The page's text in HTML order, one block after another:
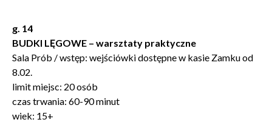
g. 14
BUDKI LĘGOWE – warsztaty praktyczne
Sala Prób / wstęp: wejściówki dostępne w kasie Zamku od
8.02.
limit miejsc: 20 osób
czas trwania: 60-90 minut
wiek: 15+